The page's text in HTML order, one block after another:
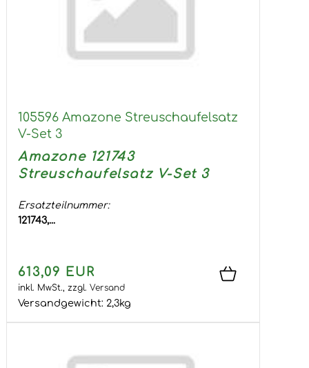
105596 Amazone Streuschaufelsatz
V-Set 3
Amazone 121743
Streuschaufelsatz V-Set 3
Ersatzteilnummer:
121743,...
613,09 EUR
inkl. MwSt., zzgl. Versand
Versandgewicht: 2,3kg